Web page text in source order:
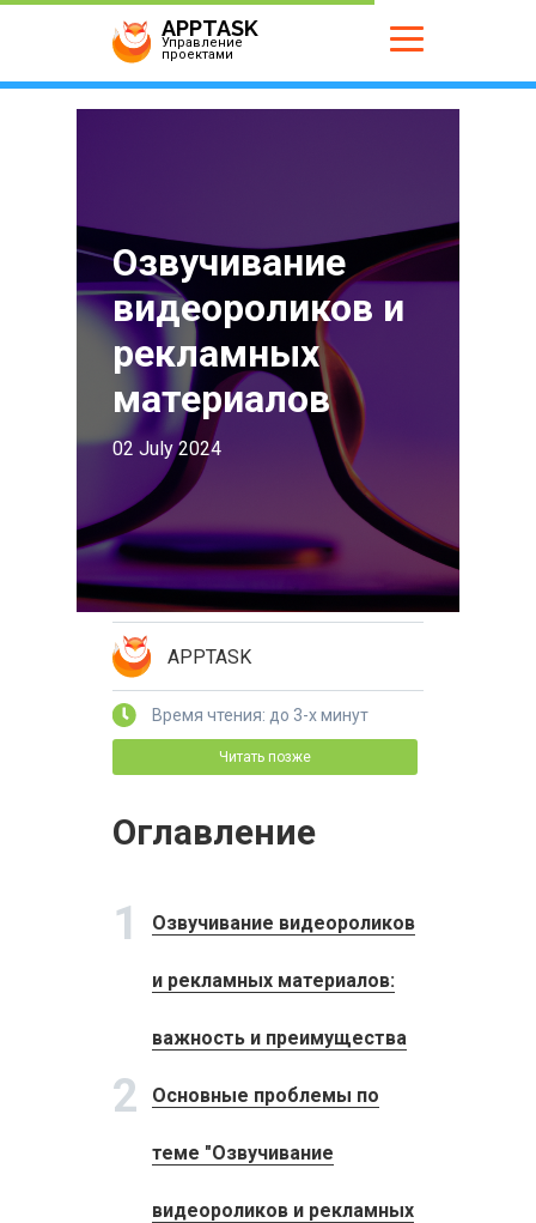
APPTASK
Управление
проектами
Озвучивание
видеороликов и
рекламных
материалов
02 July 2024
APPTASK
Время чтения: до 3-х минут
Читать позже
Оглавление
1 Озвучивание видеороликов
и рекламных материалов:
важность и преимущества
2 Основные проблемы по
теме "Озвучивание
видеороликов и рекламных